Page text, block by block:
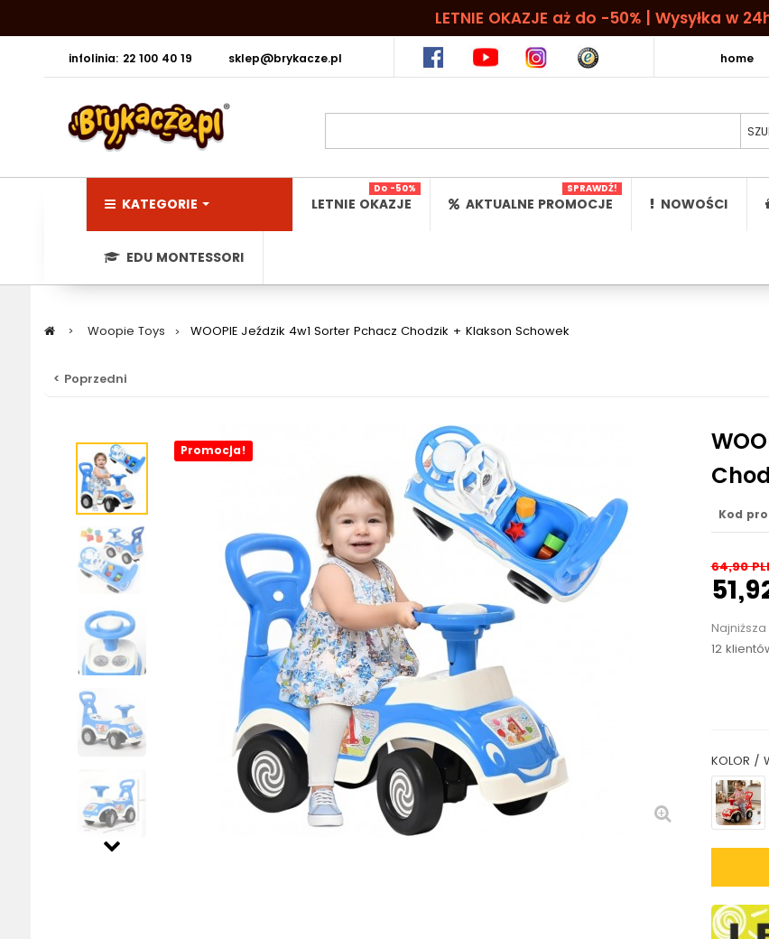
LETNIE OKAZJE aż do -50% | Wysyłka w
infolinia: 22 100 40 19 sklep@brykacze.pl home
KATEGORIE LETNIE OKAZJE
Do -50%
AKTUALNE PROMOCJE
SPRAWDŹ!
NOWOŚCI
EDU MONTESSORI
> Woopie Toys > WOOPIE Jeździk 4w1 Sorter Pchacz Chodzik + Klakson Schowek
< Poprzedni
Promocja!
Kod
64,90
12
KOLOR /